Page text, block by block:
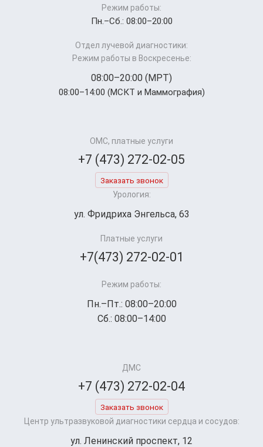
Режим работы:
Пн.–Cб.: 08:00–20:00
Отдел лучевой диагностики:
Режим работы в Воскресенье:
08:00–20:00 (МРТ)
08:00–14:00 (МСКТ и Маммография)
ОМС, платные услуги
+7 (473) 272-02-05
Заказать звонок
Урология:
ул. Фридриха Энгельса, 63
Платные услуги
+7(473) 272-02-01
Режим работы:
Пн.–Пт.: 08:00–20:00
Сб.: 08:00–14:00
ДМС
+7 (473) 272-02-04
Заказать звонок
Центр ультразвуковой диагностики сердца и сосудов:
ул. Ленинский проспект, 12